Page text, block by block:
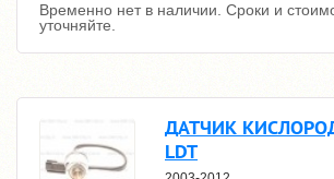
Временно нет в наличии. Сроки и
уточняйте.
ДАТЧИК
LDT